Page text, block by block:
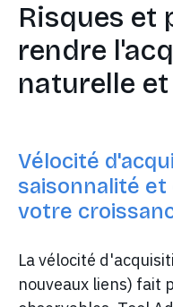
Risques et
rendre
naturelle
Vélocité
saisonnalité
votre
La vélocité
nouveaux liens) fait